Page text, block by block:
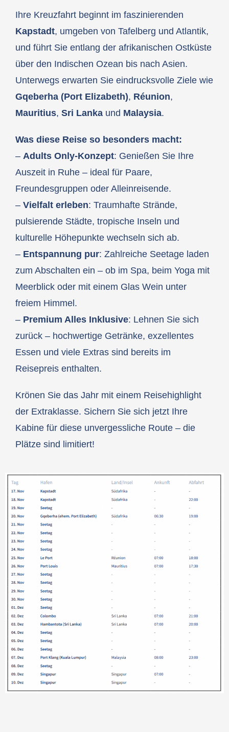
Ihre Kreuzfahrt beginnt im faszinierenden
Kapstadt, umgeben von Tafelberg und Atlantik,
und führt Sie entlang der afrikanischen Ostküste
über den Indischen Ozean bis nach Asien.
Unterwegs erwarten Sie eindrucksvolle Ziele wie
Gqeberha (Port Elizabeth), Réunion,
Mauritius, Sri Lanka und Malaysia.
Was diese Reise so besonders macht:
– Adults Only-Konzept: Genießen Sie Ihre
Auszeit in Ruhe – ideal für Paare,
Freundesgruppen oder Alleinreisende.
– Vielfalt erleben: Traumhafte Strände,
pulsierende Städte, tropische Inseln und
kulturelle Höhepunkte wechseln sich ab.
– Entspannung pur: Zahlreiche Seetage laden
zum Abschalten ein – ob im Spa, beim Yoga mit
Meerblick oder mit einem Glas Wein unter
freiem Himmel.
– Premium Alles Inklusive: Lehnen Sie sich
zurück – hochwertige Getränke, exzellentes
Essen und viele Extras sind bereits im
Reisepreis enthalten.
Krönen Sie das Jahr mit einem Reisehighlight
der Extraklasse. Sichern Sie sich jetzt Ihre
Kabine für diese unvergessliche Route – die
Plätze sind limitiert!